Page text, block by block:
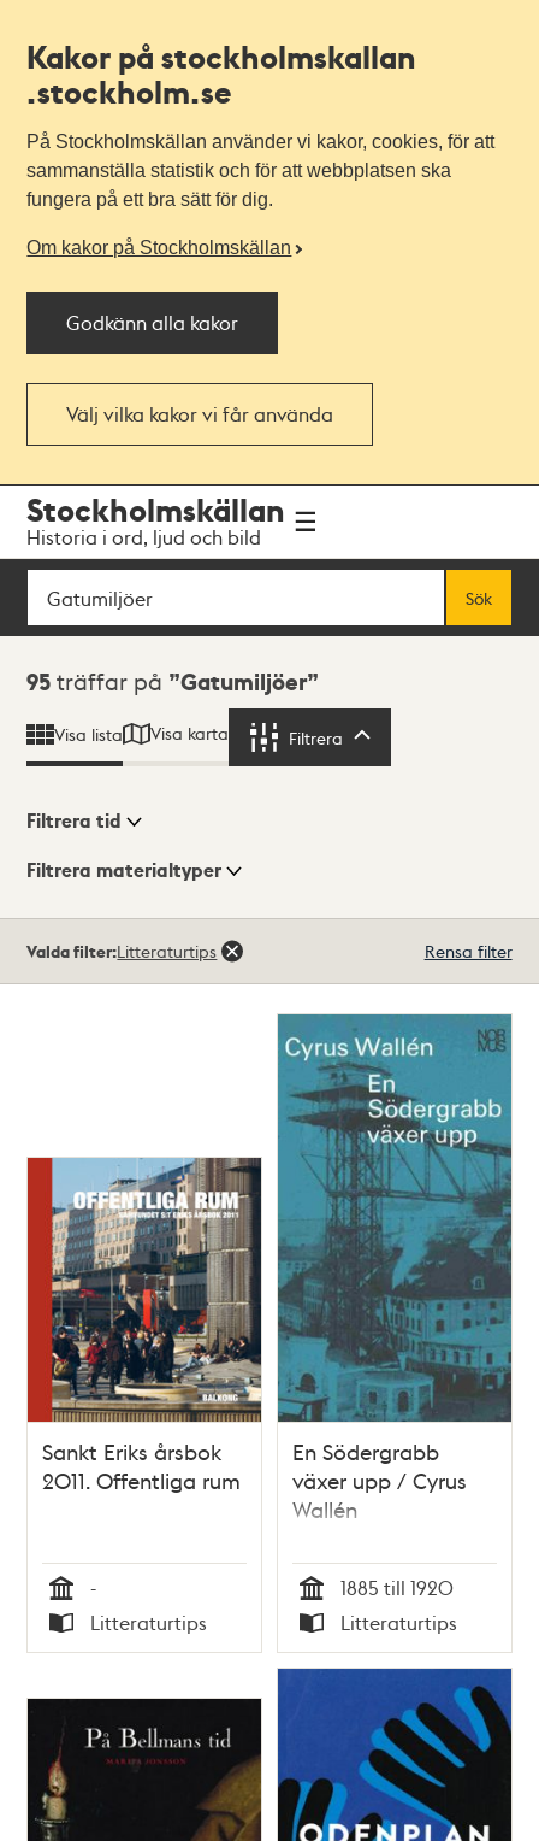
Kakor på stockholmskallan
.stockholm.se
På Stockholmskällan använder vi kakor, cookies, för att
sammanställa statistik och för att webbplatsen ska
fungera på ett bra sätt för dig.
Om kakor på Stockholmskällan
Godkänn alla kakor
Välj vilka kakor vi får använda
navigationen
huvudinnehållet
Stockholmskällan
Historia i ord, ljud och bild
Sök
Sök
Sökresultat
95 träffar på Gatumiljöer
Visa lista Visa karta Filtrera
Visningsläge
Filtrera tid
Filtrera materialtyper
träffar
Valda filter:Litteraturtips Rensa filter
Sankt Eriks årsbok
2011. Offentliga rum
Tid
-
Typ
Litteraturtips
En Södergrabb
växer upp / Cyrus
Wallén
Tid
1885 till 1920
Typ
Litteraturtips